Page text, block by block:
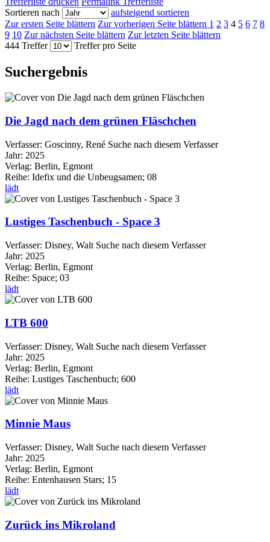
Sortieren nach
aufsteigend sortieren
Zur ersten Seite blättern Zur vorherigen Seite blättern 1 2 3 4 5 6 7 8
9 10 Zur nächsten Seite blättern Zur letzten Seite blättern
444 Treffer
Treffer pro Seite
Suchergebnis
Die Jagd nach dem grünen Fläschchen
Verfasser: Goscinny, René Suche nach diesem Verfasser
Jahr: 2025
Verlag: Berlin, Egmont
Reihe: Idefix und die Unbeugsamen; 08
lädt
Lustiges Taschenbuch - Space 3
Verfasser: Disney, Walt Suche nach diesem Verfasser
Jahr: 2025
Verlag: Berlin, Egmont
Reihe: Space; 03
lädt
LTB 600
Verfasser: Disney, Walt Suche nach diesem Verfasser
Jahr: 2025
Verlag: Berlin, Egmont
Reihe: Lustiges Taschenbuch; 600
lädt
Minnie Maus
Verfasser: Disney, Walt Suche nach diesem Verfasser
Jahr: 2025
Verlag: Berlin, Egmont
Reihe: Entenhausen Stars; 15
lädt
Zurück ins Mikroland